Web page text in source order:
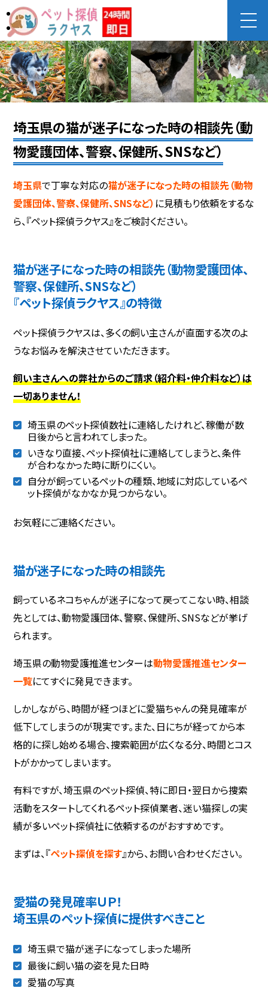
埼玉県の猫が迷子になった時の相談先（動
物愛護団体、警察、保健所、SNSなど）
埼玉県で丁寧な対応の猫が迷子になった時の相談先（動物
愛護団体、警察、保健所、SNSなど） に見積もり依頼をするな
ら、『ペット探偵ラクヤス』をご検討ください。
猫が迷子になった時の相談先（動物愛護団体、
警察、保健所、SNSなど）
『ペット探偵ラクヤス』の特徴
ペット探偵ラクヤスは、多くの飼い主さんが直面する次のよ
うなお悩みを解決させていただきます。
飼い主さんへの弊社からのご請求（紹介料・仲介料など）は
一切ありません！
埼玉県のペット探偵数社に連絡したけれど、稼働が数
日後からと言われてしまった。
いきなり直接、ペット探偵社に連絡してしまうと、条件
が合わなかった時に断りにくい。
自分が飼っているペットの種類、地域に対応しているペ
ット探偵がなかなか見つからない。
お気軽にご連絡ください。
猫が迷子になった時の相談先
飼っているネコちゃんが迷子になって戻ってこない時、相談
先としては、動物愛護団体、警察、保健所、SNSなどが挙げ
られます。
埼玉県の動物愛護推進センターは動物愛護推進センター
一覧にてすぐに発見できます。
しかしながら、時間が経つほどに愛猫ちゃんの発見確率が
低下してしまうのが現実です。また、日にちが経ってから本
格的に探し始める場合、捜索範囲が広くなる分、時間とコス
トがかかってしまいます。
有料ですが、埼玉県のペット探偵、特に即日・翌日から捜索
活動をスタートしてくれるペット探偵業者、迷い猫探しの実
績が多いペット探偵社に依頼するのがおすすめです。
まずは、『ペット探偵を探す』から、お問い合わせください。
愛猫の発見確率ＵＰ！
埼玉県のペット探偵に提供すべきこと
埼玉県で猫が迷子になってしまった場所
最後に飼い猫の姿を見た日時
愛猫の写真